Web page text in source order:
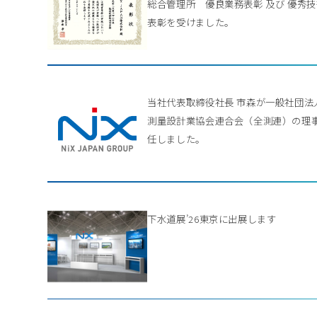
総合管理所 優良業務表彰 及び 優秀
表彰を受けました。
当社代表取締役社長 市森が一般社団法
測量設計業協会連合会（全測連）の理
任しました。
下水道展’26東京に出展します